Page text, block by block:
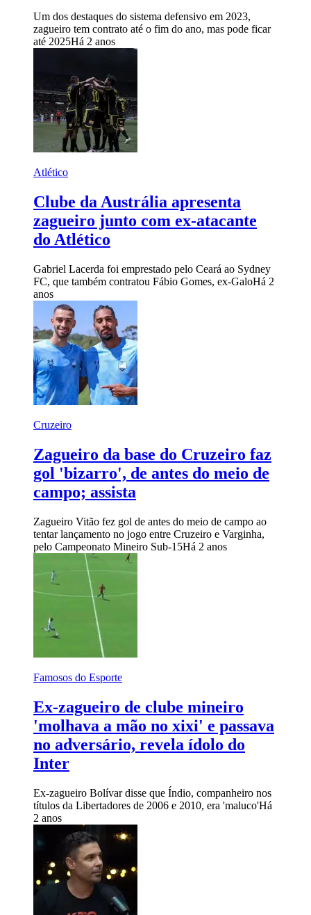
Um dos destaques do sistema defensivo em 2023,
zagueiro tem contrato até o fim do ano, mas pode ficar
até 2025Há 2 anos
Atlético
Clube da Austrália apresenta
zagueiro junto com ex-atacante
do Atlético
Gabriel Lacerda foi emprestado pelo Ceará ao Sydney
FC, que também contratou Fábio Gomes, ex-GaloHá 2
anos
Cruzeiro
Zagueiro da base do Cruzeiro faz
gol 'bizarro', de antes do meio de
campo; assista
Zagueiro Vitão fez gol de antes do meio de campo ao
tentar lançamento no jogo entre Cruzeiro e Varginha,
pelo Campeonato Mineiro Sub-15Há 2 anos
Famosos do Esporte
Ex-zagueiro de clube mineiro
'molhava a mão no xixi' e passava
no adversário, revela ídolo do
Inter
Ex-zagueiro Bolívar disse que Índio, companheiro nos
títulos da Libertadores de 2006 e 2010, era 'maluco'Há
2 anos